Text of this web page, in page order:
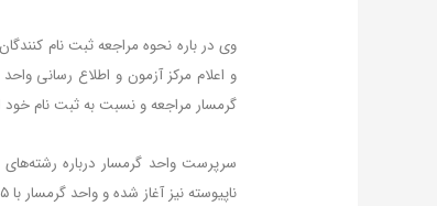
وی در باره نحوه مراجعه ثبت نام
و اعلام مرکز آزمون و اطلاع رسانی
گرمسار مراجعه و نسبت به ثبت نام خود
سرپرست واحد گرمسار درباره رشته‌های
ناپیوسته نیز آغاز شده و واحد گرمسار با ۲۵ رشته کاردانی آماده ثبت‌نام از داوطلبان است.